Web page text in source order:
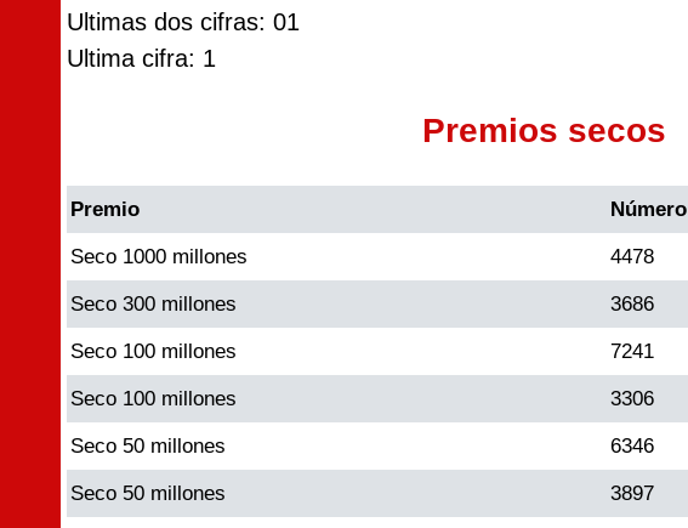
Ultimas dos cifras: 01
Ultima cifra: 1
Premios secos
Premio Número
Seco 1000 millones 4478
Seco 300 millones 3686
Seco 100 millones 7241
Seco 100 millones 3306
Seco 50 millones 6346
Seco 50 millones 3897